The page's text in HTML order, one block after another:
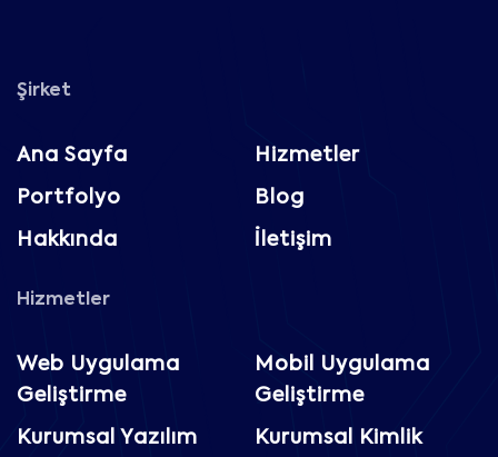
Şirket
Ana Sayfa Hizmetler
Portfolyo Blog
Hakkında İletişim
Hizmetler
Web Uygulama
Geliştirme
Mobil Uygulama
Geliştirme
Kurumsal Yazılım
Kurumsal Kimlik